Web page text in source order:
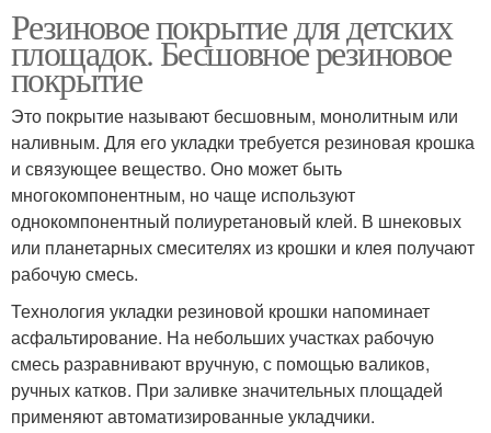
Резиновое покрытие для детских
площадок. Бесшовное резиновое
покрытие
Это покрытие называют бесшовным, монолитным или
наливным. Для его укладки требуется резиновая крошка
и связующее вещество. Оно может быть
многокомпонентным, но чаще используют
однокомпонентный полиуретановый клей. В шнековых
или планетарных смесителях из крошки и клея получают
рабочую смесь.
Технология укладки резиновой крошки напоминает
асфальтирование. На небольших участках рабочую
смесь разравнивают вручную, с помощью валиков,
ручных катков. При заливке значительных площадей
применяют автоматизированные укладчики.